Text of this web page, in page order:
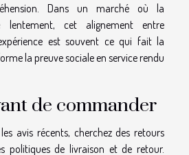
Dans un marché où la
lentement, cet alignement entre
est souvent ce qui fait la
la preuve sociale en service rendu
de commander
avis récents, cherchez des retours
politiques de livraison et de retour.